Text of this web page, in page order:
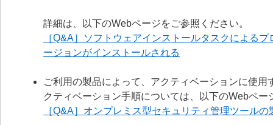
詳細は、以下のWebページをご参照ください。
［Q&A］ソフトウェアインストールタスクによる
ージョンがインストールされる
ご利用の製品によって、アクティベーションに使
クティベーション手順については、以下のWebペー
［Q&A］オンプレミス型セキュリティ管理ツール